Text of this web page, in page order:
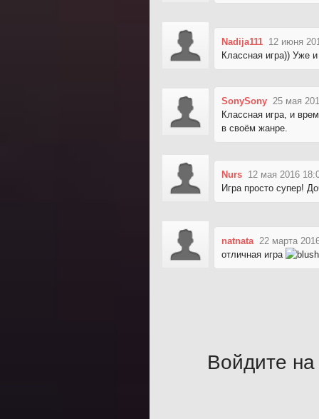
Nadija111 12 июня
Классная игра)) Уже
SonySony 25 мая
Классная игра, и
в своём жанре.
Nurs 12 мая 2016
Игра просто супер!
natnata 22 марта
отличная игра
Войдите на